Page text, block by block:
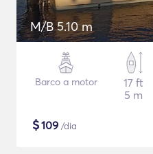
M/B 5.10 m
Barco a motor
17 ft
5 m
$109 /dia